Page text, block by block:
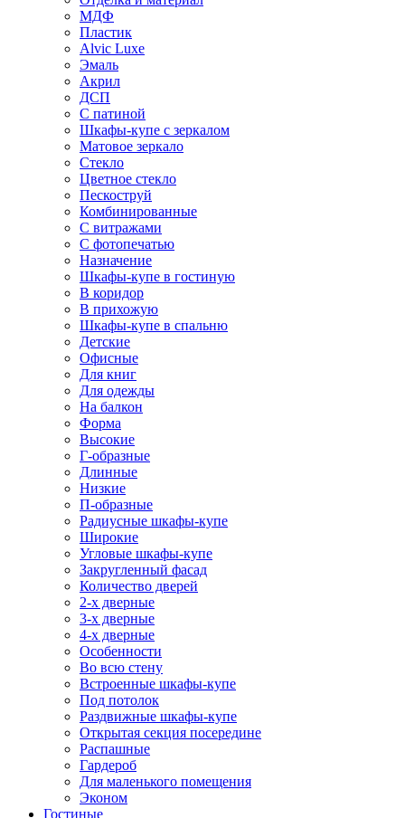
МДФ
Пластик
Alvic Luxe
Эмаль
Акрил
ДСП
С патиной
Шкафы-купе с зеркалом
Матовое зеркало
Стекло
Цветное стекло
Пескоструй
Комбинированные
С витражами
С фотопечатью
Назначение
Шкафы-купе в гостиную
В коридор
В прихожую
Шкафы-купе в спальню
Детские
Офисные
Для книг
Для одежды
На балкон
Форма
Высокие
Г-образные
Длинные
Низкие
П-образные
Радиусные шкафы-купе
Широкие
Угловые шкафы-купе
Закругленный фасад
Количество дверей
2-х дверные
3-х дверные
4-х дверные
Особенности
Во всю стену
Встроенные шкафы-купе
Под потолок
Раздвижные шкафы-купе
Открытая секция посередине
Распашные
Гардероб
Для маленького помещения
Эконом
Гостиные